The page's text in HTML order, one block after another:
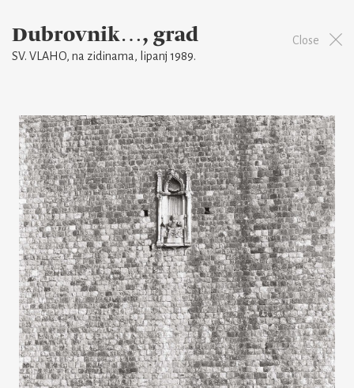
Dubrovnik…, grad
SV. VLAHO, na zidinama, lipanj 1989.
Close